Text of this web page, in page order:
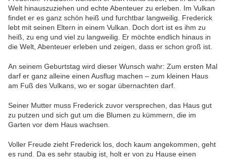
Welt hinauszuziehen und echte Abenteuer zu erleben. Im Vulkan
findet er es ganz schön heiß und furchtbar langweilig. Frederick
lebt mit seinen Eltern in einem Vulkan. Doch dort ist es ihm zu
heiß, zu eng und viel zu langweilig. Er möchte endlich hinaus in
die Welt, Abenteuer erleben und zeigen, dass er schon groß ist.
An seinem Geburtstag wird dieser Wunsch wahr: Zum ersten Mal
darf er ganz alleine einen Ausflug machen – zum kleinen Haus
am Fuß des Vulkans, wo er sogar übernachten darf.
Seiner Mutter muss Frederick zuvor versprechen, das Haus gut
zu putzen und sich gut um die Blumen zu kümmern, die im
Garten vor dem Haus wachsen.
Voller Freude zieht Frederick los, doch kaum angekommen, geht
es rund. Da es sehr staubig ist, holt er von zu Hause einen